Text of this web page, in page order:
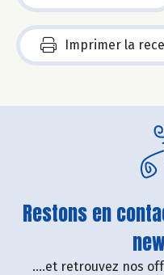
Imprimer la
Restons en
....et retrouvez nos